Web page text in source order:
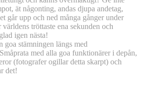
ät någonting, andas djupa andetag,
går upp och ned många gånger under
tröttaste ena sekunden och
igen nästa!
goa stämningen längs med
med alla goa funktionärer i depån,
(fotografer ogillar detta skarpt) och
det!